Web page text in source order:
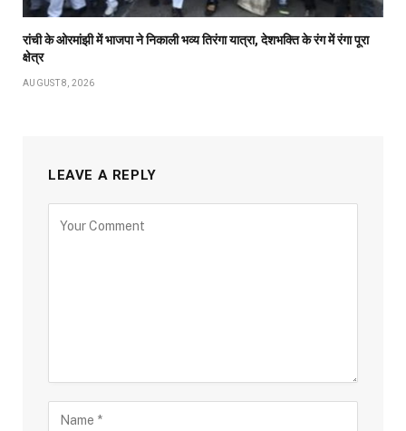
रांची के ओरमांझी में भाजपा ने निकाली भव्य तिरंगा यात्रा, देशभक्ति के रंग में रंगा पूरा
क्षेत्र
AUGUST 8, 2026
LEAVE A REPLY